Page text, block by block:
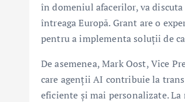
în domeniul afacerilor, va
întreaga Europă. Grant are o
pentru a implementa soluții de
De asemenea, Mark Oost, Vice
care agenții AI contribuie la
eficiente și mai personalizate. La